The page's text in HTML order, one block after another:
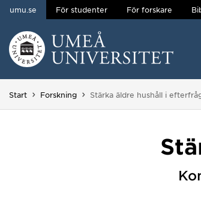
Hoppa direkt till innehållet
umu.se För studenter För forskare
Huvudmenyn dold.
Start Forskning Du är här:
Stärka äldre hushåll i